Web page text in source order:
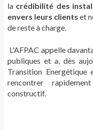
la crédibilité des
envers leurs clients et
de reste à charge.
L'AFPAC appelle
publiques et a, dès
Transition
rencontrer
constructif.